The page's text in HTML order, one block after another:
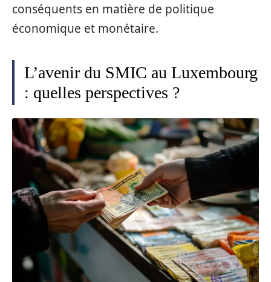
conséquents en matière de politique
économique et monétaire.
L’avenir du SMIC au Luxembourg
: quelles perspectives ?